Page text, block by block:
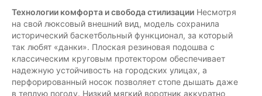
Технологии комфорта и свобода стилизации Несмотря
на свой люксовый внешний вид, модель сохранила
исторический баскетбольный функционал, за который
так любят «данки». Плоская резиновая подошва с
классическим круговым протектором обеспечивает
надежную устойчивость на городских улицах, а
перфорированный носок позволяет стопе дышать даже
в теплую погоду. Низкий мягкий воротник аккуратно